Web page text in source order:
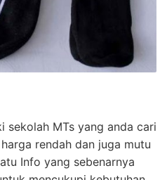
sekolah MTs yang anda cari
rendah dan juga mutu
Info yang sebenarnya